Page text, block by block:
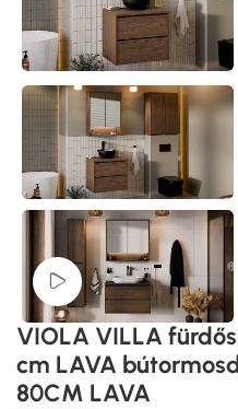
Videó megtekintése
VIOLA VILLA
cm LAVA
80CM LAVA